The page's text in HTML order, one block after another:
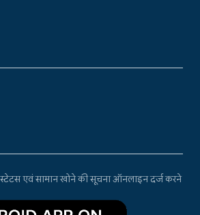
एवं सामान खोने की सूचना ऑनलाइन दर्ज करने